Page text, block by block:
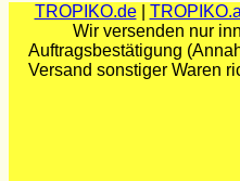
TROPIKO.de|
Wir versenden nur
Auftragsbestätigung
Versand sonstiger Waren